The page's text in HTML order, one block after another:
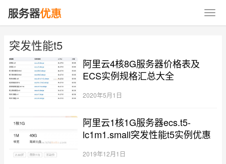
突发性能t5
阿里云4核8G服务器价格表及
ECS实例规格汇总大全
2020年5月1日
阿里云1核1G服务器ecs.t5-
lc1m1.small突发性能t5实例优惠
2019年12月1日